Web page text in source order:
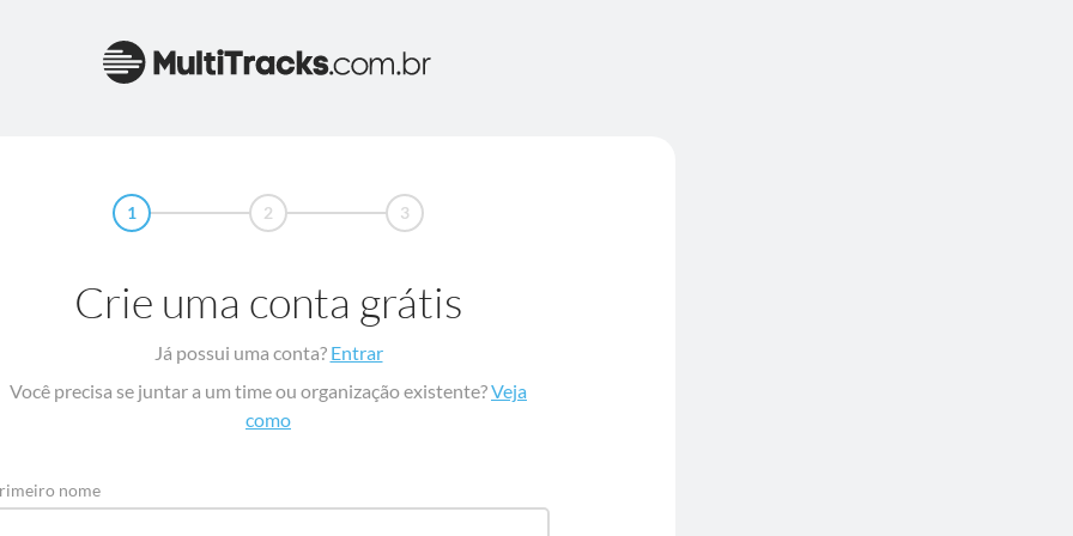
1 2 3
Crie uma conta grátis
Já possui uma conta? Entrar
Você precisa se juntar a um time ou organização existente?Veja
como
nome